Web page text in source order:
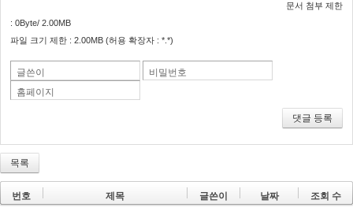
문서 첨부 제한
: 0Byte/ 2.00MB
파일 크기 제한 : 2.00MB (허용 확장자 : *.*)
글쓴이
비밀번호
홈페이지
댓글 등록
목록
번호 제목 글쓴이 날짜 조회 수